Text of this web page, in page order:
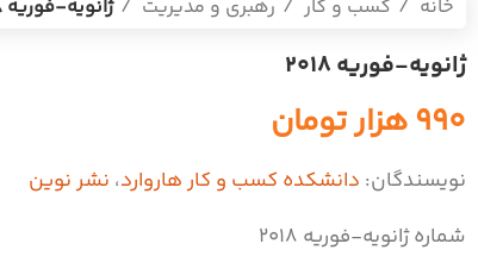
خانه کسب و کار رهبری و مدیریت ژانویه-فوریه 2018
ژانویه-فوریه 2018
۹۹۰هزار تومان
نویسندگان: دانشکده کسب و کار هاروارد، نشر نوین
شماره ژانویه-فوریه 2018